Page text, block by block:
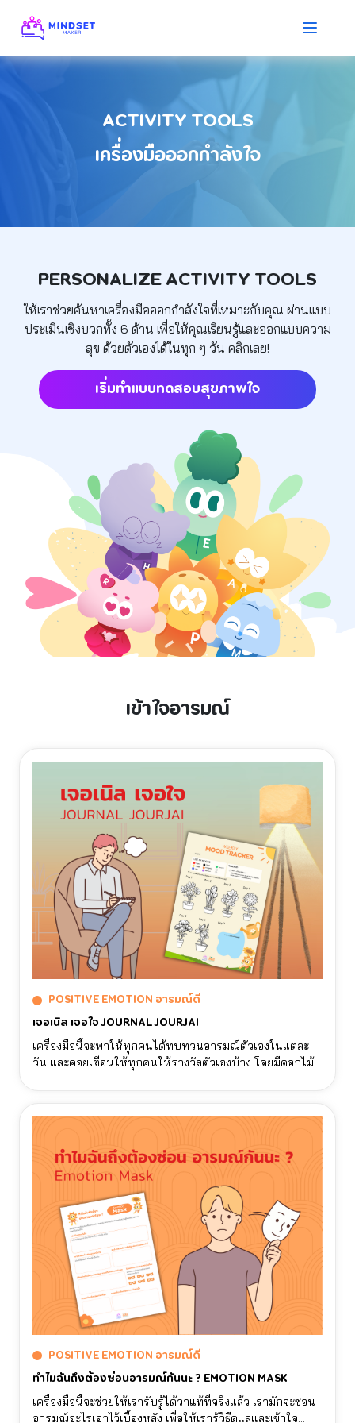
ACTIVITY TOOLS
เครื่องมือออกกำลังใจ
PERSONALIZE ACTIVITY TOOLS
ให้เราช่วยค้นหาเครื่องมือออกกำลังใจที่เหมาะกับคุณ ผ่านแบบ
ประเมินเชิงบวกทั้ง 6 ด้าน เพื่อให้คุณเรียนรู้และออกแบบความ
สุข ด้วยตัวเองได้ในทุก ๆ วัน คลิกเลย!
เริ่มทำแบบทดสอบสุขภาพใจ
เข้าใจอารมณ์
POSITIVE EMOTION อารมณ์ดี
เจอเนิล เจอใจ JOURNAL JOURJAI
เครื่องมือนี้จะพาให้ทุกคนได้ทบทวนอารมณ์ตัวเองในแต่ละ
วัน และคอยเตือนให้ทุกคนให้รางวัลตัวเองบ้าง โดยมีดอกไม้
POSITIVE EMOTION อารมณ์ดี
ทำไมฉันถึงต้องซ่อนอารมณ์กันนะ ? EMOTION MASK
เครื่องมือนี้จะช่วยให้เรารับรู้ได้ว่าแท้ที่จริงแล้ว เรามักจะซ่อน
อารมณ์อะไรเอาไว้เบื้องหลัง เพื่อให้เรารู้วิธีดูแลและเข้าใจ